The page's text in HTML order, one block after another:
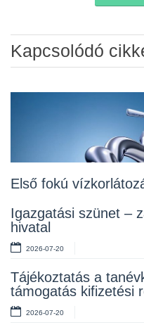
Kapcsolódó
Első fokú
Igazgatási szünet –
hivatal
2026-07-20
Tájékoztatás a
támogatás kifizetési
2026-07-20
Álláspályázat –
Lakossági fórum az
2026-07-10
Rendelet kihirdetése
2026-07-10
Álláspályázat –
2026-07-06